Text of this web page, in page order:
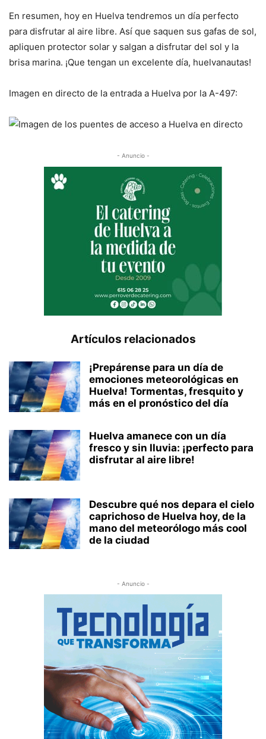
En resumen, hoy en Huelva tendremos un día perfecto
para disfrutar al aire libre. Así que saquen sus gafas de sol,
apliquen protector solar y salgan a disfrutar del sol y la
brisa marina. ¡Que tengan un excelente día, huelvanautas!
Imagen en directo de la entrada a Huelva por la A-497:
- Anuncio -
Artículos relacionados
¡Prepárense para un día de
emociones meteorológicas en
Huelva! Tormentas, fresquito y
más en el pronóstico del día
Huelva amanece con un día
fresco y sin lluvia: ¡perfecto para
disfrutar al aire libre!
Descubre qué nos depara el cielo
caprichoso de Huelva hoy, de la
mano del meteorólogo más cool
de la ciudad
- Anuncio -